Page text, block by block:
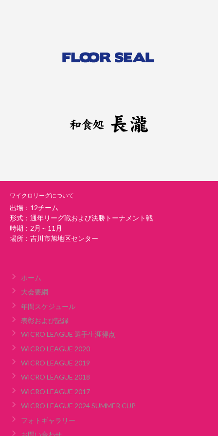
ワイクロリーグについて
出場：12チーム
形式：通年リーグ戦および決勝トーナメント戦
時期：2月～11月
場所：吉川市旭地区センター
ホーム
大会要綱
年間スケジュール
表彰および記録
WICRO LEAGUE 選手生涯得点
WICRO LEAGUE 2020
WICRO LEAGUE 2019
WICRO LEAGUE 2018
WICRO LEAGUE 2017
WICRO LEAGUE 2024 SUMMER CUP
フォトギャラリー
お問い合わせ